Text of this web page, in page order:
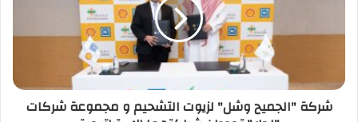
شركة "الجميح وشل" لزيوت التشحيم و مجموعة شركات